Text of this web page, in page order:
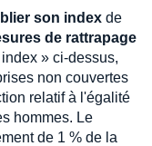
son index de
de rattrapage
» ci-dessus,
non couvertes
relatif à l'égalité
hommes. Le
de 1 % de la